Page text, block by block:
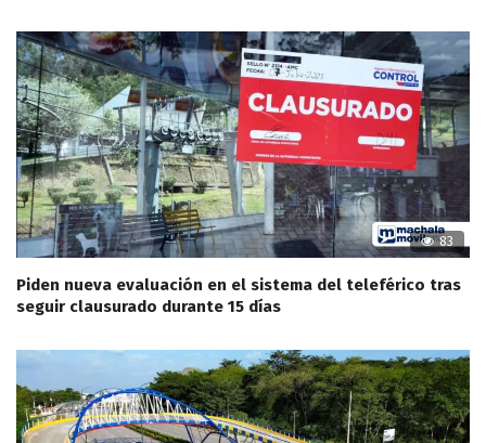
83
Piden nueva evaluación en el sistema del teleférico tras
seguir clausurado durante 15 días